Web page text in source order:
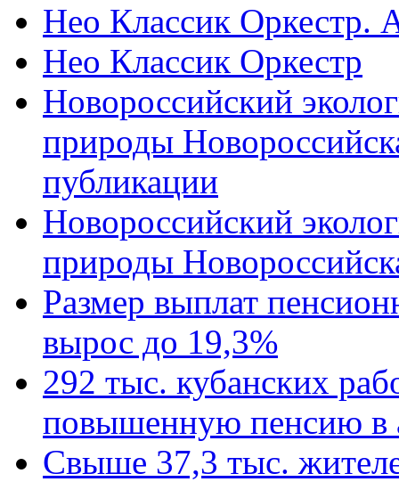
Нео Классик Оркестр.
Нео Классик Оркестр
Новороссийский
природы
публикации
Новороссийский
природы
Размер выплат
вырос до 19,3%
292 тыс. кубанских
повышенную пенсию в
Свыше 37,3 тыс.